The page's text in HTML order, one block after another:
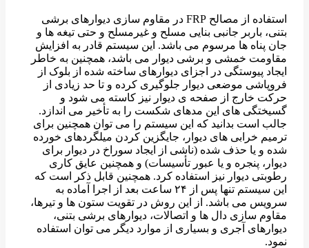
استفاده از مصالح FRP در مقاوم سازی دیوارهای برشی
بتنی، باربر جانبی بنایی مسلح و غیرمسلح و حتی تیغه ها و
جان پناه ها مرسوم می باشد. این سیستم قادر به افزایش
مقاومت خمشی و برشی دیوار می باشد، همچنین به خاطر
ایجاد پیوستگی در اجزای دیوارهای ساخته شده از بلوک از
فروپاشی موضعی دیوار جلوگیری کرده و تا حد زیادی از
حرکت خارج از صفحه ی دیوار نیز کاسته می شود و
گسیختگی های این مدهای شکست را به تأخیر می اندازد.
جالب است بدانید که این سیستم را می توان همچنین برای
ترمیم خرابی های دیوار، جایگزین کردن میلگردهای خورده
شده و یا حذف شده (ناشی از ایجاد سوراخ در دیوار برای
دیوار، پنجره و یا عبور تأسیسات) و همچنین عایق کاری
رطوبتی دیوار نیز استفاده کرد. همچنین قابل ذکر است که
این سیستم تنها پس از ۲۴ ساعت بعد از اجرا آماده به
سرویس می باشد. از این روش در تقویت ستون ها و تیرها،
مقاوم سازی دال ها و اتصالات، دیوارهای برشی بتنی،
دیوارهای آجری و بسیاری از موارد دیگر می توان استفاده
نمود.